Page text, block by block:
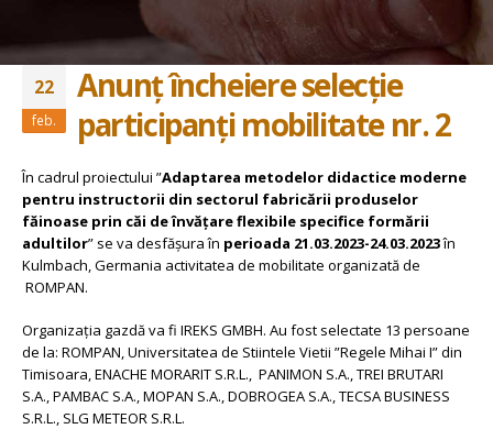
22
feb.
Anunț încheiere selecție
participanți mobilitate nr. 2
În cadrul proiectului ”Adaptarea metodelor didactice moderne
pentru instructorii din sectorul fabricării produselor
făinoase prin căi de învățare flexibile specifice formării
adultilor” se va desfășura în perioada 21.03.2023-24.03.2023în
Kulmbach, Germania activitatea de mobilitate organizată de
ROMPAN.
Organizația gazdă va fi IREKS GMBH. Au fost selectate 13 persoane
de la: ROMPAN, Universitatea de Stiintele Vietii ”Regele Mihai I” din
Timisoara, ENACHE MORARIT S.R.L., PANIMON S.A., TREI BRUTARI
S.A., PAMBAC S.A., MOPAN S.A., DOBROGEA S.A., TECSA BUSINESS
S.R.L., SLG METEOR S.R.L.